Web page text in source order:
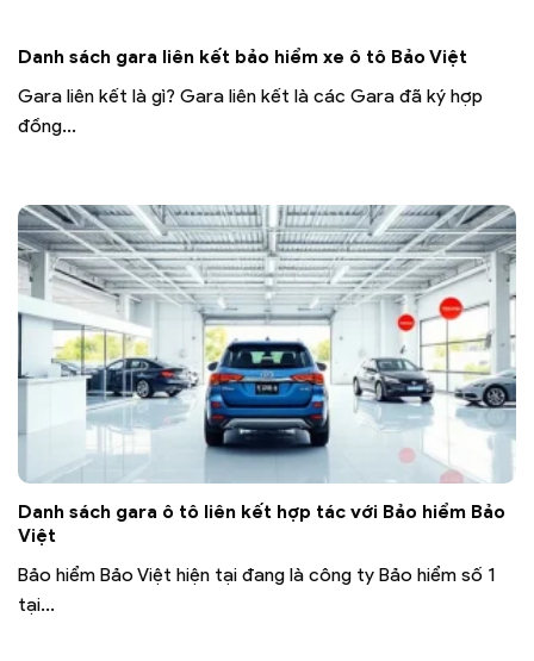
Danh sách gara liên kết bảo hiểm xe ô tô Bảo Việt
Gara liên kết là gì? Gara liên kết là các Gara đã ký hợp
đồng...
Danh sách gara ô tô liên kết hợp tác với Bảo hiểm Bảo
Việt
Bảo hiểm Bảo Việt hiện tại đang là công ty Bảo hiểm số 1
tại...